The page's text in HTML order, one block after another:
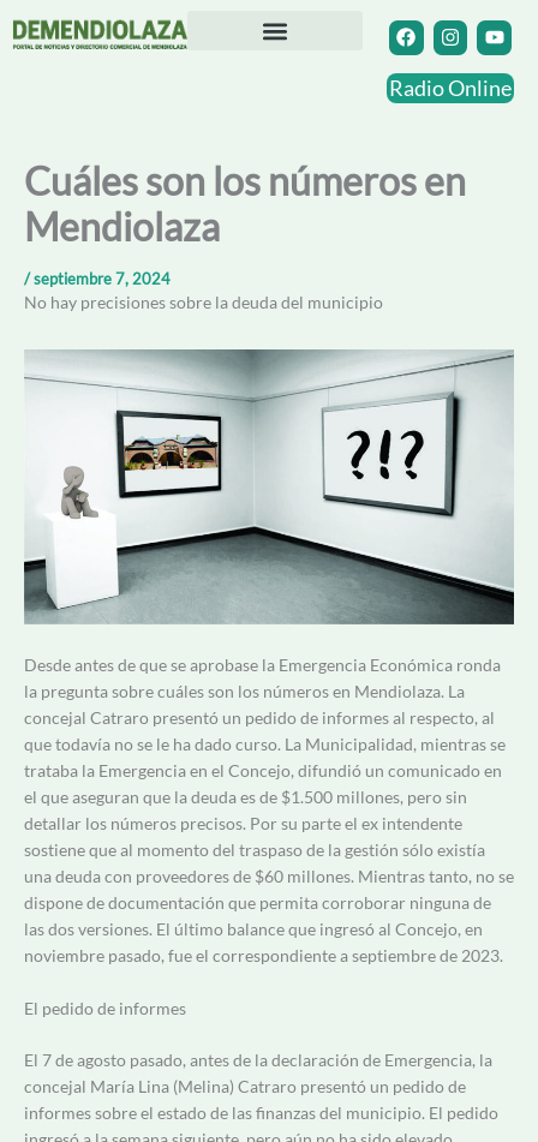
F
a
c
e
b
I
n
s
t
a
m
Y
o
u
t
u
Radio Online
Cuáles son los números en
Mendiolaza
/septiembre 7, 2024
No hay precisiones sobre la deuda del municipio
Desde antes de que se aprobase la Emergencia Económica ronda
la pregunta sobre cuáles son los números en Mendiolaza. La
concejal Catraro presentó un pedido de informes al respecto, al
que todavía no se le ha dado curso. La Municipalidad, mientras se
trataba la Emergencia en el Concejo, difundió un comunicado en
el que aseguran que la deuda es de $1.500 millones, pero sin
detallar los números precisos. Por su parte el ex intendente
sostiene que al momento del traspaso de la gestión sólo existía
una deuda con proveedores de $60 millones. Mientras tanto, no se
dispone de documentación que permita corroborar ninguna de
las dos versiones. El último balance que ingresó al Concejo, en
noviembre pasado, fue el correspondiente a septiembre de 2023.
El pedido de informes
El 7 de agosto pasado, antes de la declaración de Emergencia, la
concejal María Lina (Melina) Catraro presentó un pedido de
informes sobre el estado de las finanzas del municipio. El pedido